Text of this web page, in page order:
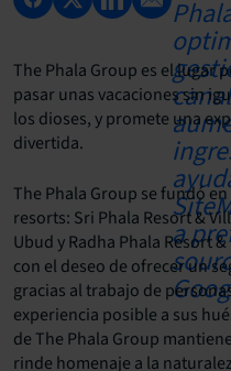
The Phala Group es el lugar
pasar unas vacaciones sin
los dioses, y promete una
divertida.
The Phala Group se fundó
resorts: Sri Phala Resort &
Ubud y Radha Phala Resort
con el deseo de ofrecer un
gracias al trabajo de
experiencia posible a sus
de The Phala Group
rinde homenaje a la